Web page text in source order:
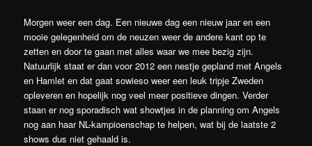
Morgen weer een dag. Een nieuwe dag een nieuw jaar en een
mooie gelegenheid om de neuzen weer de andere kant op te
zetten en door te gaan met alles waar we mee bezig zijn.
Natuurlijk staat er dan voor 2012 een nestje gepland met Angels
en Hamlet en dat gaat sowieso weer een leuk tripje Zweden
opleveren en hopelijk nog veel meer positieve dingen. Verder
staan er nog sporadisch wat showtjes in de planning om Angels
nog aan haar NL-kampioenschap te helpen, wat bij de laatste 2
shows dus niet gehaald is.